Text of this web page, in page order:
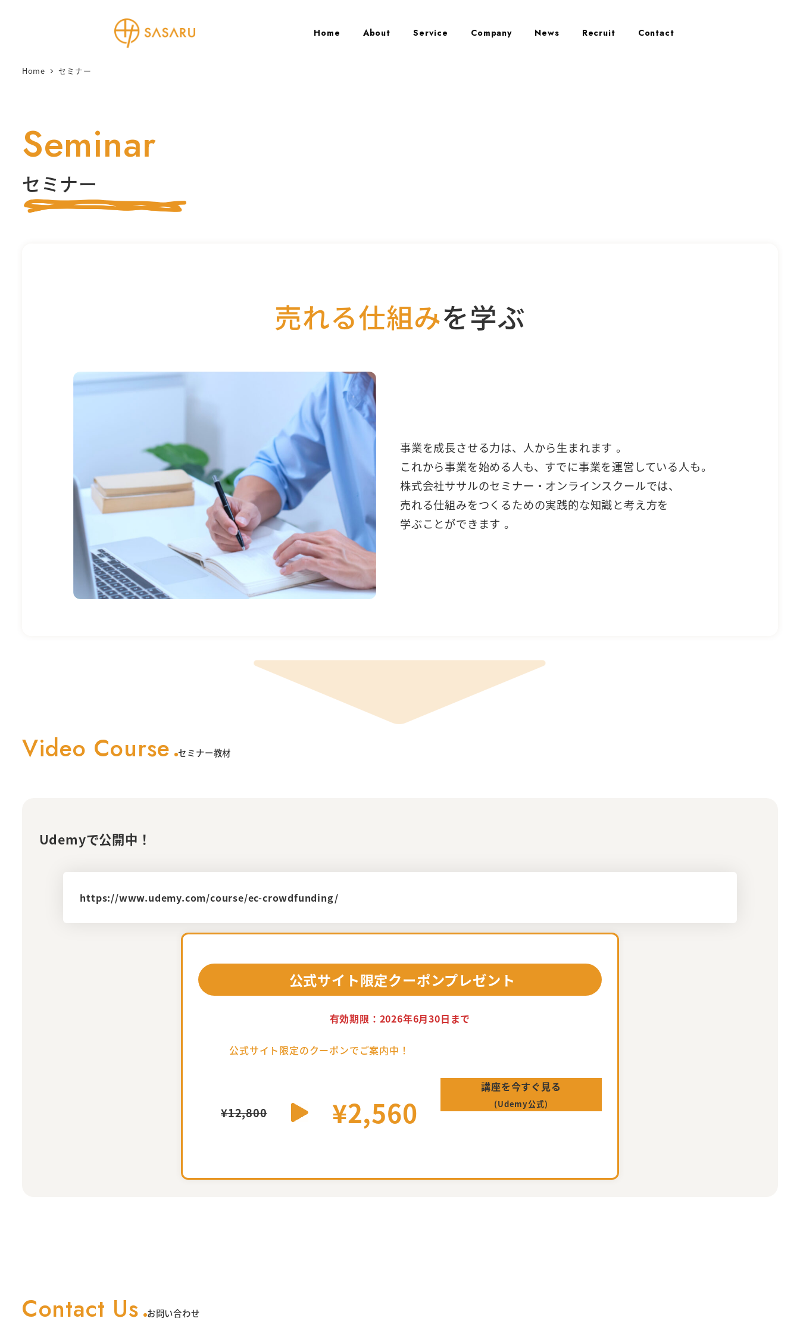
Home About Service Company News Recruit Contact
Home セミナー
セミナー
Seminar
売れる仕組みを学ぶ
事業を成長させる力は、人から生まれます 。
これから事業を始める人も、すでに事業を運営している人も。
株式会社ササルのセミナー・オンラインスクールでは、
売れる仕組みをつくるための実践的な知識と考え方を
学ぶことができます 。
Video Course セミナー教材
Udemyで公開中！
https://www.udemy.com/course/ec-crowdfunding/
公式サイト限定クーポンプレゼント
有効期限：2026年6月30日まで
公式サイト限定のクーポンでご案内中！
¥12,800 ¥2,560
講座を今すぐ見る
(Udemy公式)
Contact Us お問い合わせ